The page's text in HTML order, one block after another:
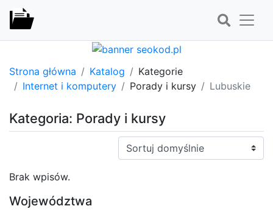
Strona główna Katalog
Kategorie
Internet i komputery
Porady i kursy Lubuskie
Kategoria: Porady i kursy
Sortuj:
Brak wpisów.
Województwa